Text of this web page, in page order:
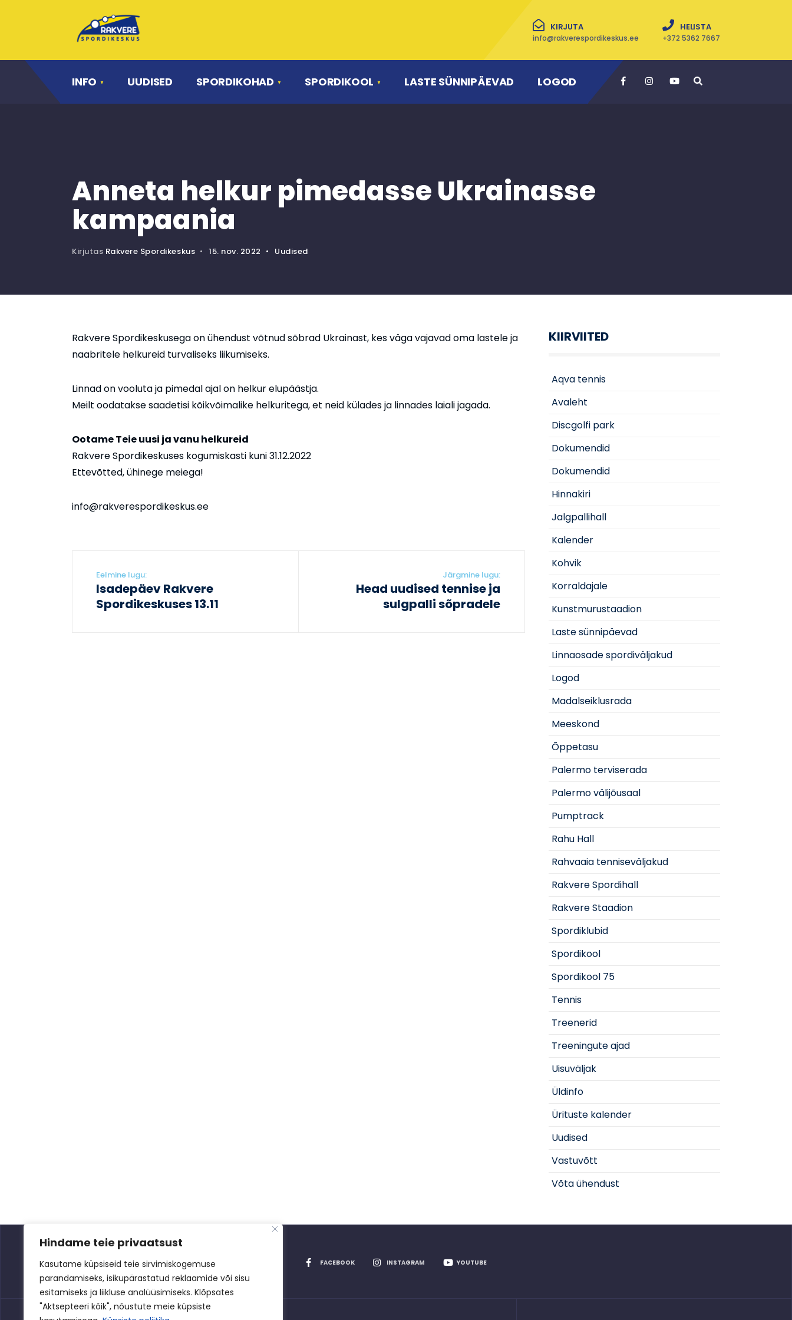
Hindame teie privaatsust
Kasutame küpsiseid teie sirvimiskogemuse
parandamiseks, isikupärastatud reklaamide või sisu
esitamiseks ja liikluse analüüsimiseks. Klõpsates
"Aktsepteeri kõik", nõustute meie küpsiste
KIRJUTA
info@rakverespordikeskus.ee
HELISTA
+372 5362 7667
INFO UUDISED SPORDIKOHAD SPORDIKOOL LASTE SÜNNIPÄEVAD LOGOD
Anneta helkur pimedasse Ukrainasse
kampaania
Kirjutas Rakvere Spordikeskus • 15. nov. 2022 • Uudised
Rakvere Spordikeskusega on ühendust võtnud sõbrad Ukrainast, kes väga vajavad oma lastele ja
naabritele helkureid turvaliseks liikumiseks.
Linnad on vooluta ja pimedal ajal on helkur elupäästja.
Meilt oodatakse saadetisi kõikvõimalike helkuritega, et neid külades ja linnades laiali jagada.
Ootame Teie uusi ja vanu helkureid
Rakvere Spordikeskuses kogumiskasti kuni 31.12.2022
Ettevõtted, ühinege meiega!
info@rakverespordikeskus.ee
Eelmine lugu:
Isadepäev Rakvere
Spordikeskuses 13.11
Järgmine lugu:
Head uudised tennise ja
sulgpalli sõpradele
KIIRVIITED
Aqva tennis
Avaleht
Discgolfi park
Dokumendid
Dokumendid
Hinnakiri
Jalgpallihall
Kalender
Kohvik
Korraldajale
Kunstmurustaadion
Laste sünnipäevad
Linnaosade spordiväljakud
Logod
Madalseiklusrada
Meeskond
Õppetasu
Palermo terviserada
Palermo välijõusaal
Pumptrack
Rahu Hall
Rahvaaia tenniseväljakud
Rakvere Spordihall
Rakvere Staadion
Spordiklubid
Spordikool
Spordikool 75
Tennis
Treenerid
Treeningute ajad
Uisuväljak
Üldinfo
Ürituste kalender
Uudised
Vastuvõtt
Võta ühendust
FACEBOOK INSTAGRAM YOUTUBE